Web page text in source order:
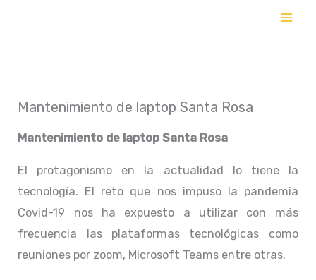
Mantenimiento de laptop Santa Rosa
Mantenimiento de laptop Santa Rosa
El protagonismo en la actualidad lo tiene la
tecnología. El reto que nos impuso la pandemia
Covid-19 nos ha expuesto a utilizar con más
frecuencia las plataformas tecnológicas como
reuniones por zoom, Microsoft Teams entre otras.